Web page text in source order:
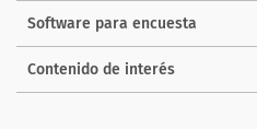
Software para encuesta
Contenido de interés